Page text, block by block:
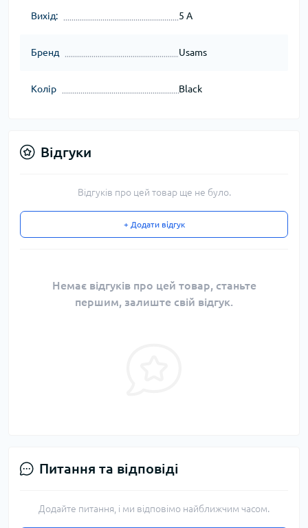
Вихід: 5 A
Бренд Usams
Колір Black
Відгуки
Відгуків про цей товар ще не було.
+ Додати відгук
Немає відгуків про цей товар, станьте
першим, залиште свій відгук.
Питання та відповіді
Додайте питання, і ми відповімо найближчим часом.